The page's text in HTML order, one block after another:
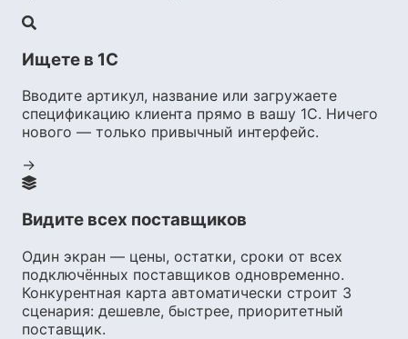
Ищете в 1С
Вводите артикул, название или загружаете
спецификацию клиента прямо в вашу 1С. Ничего
нового — только привычный интерфейс.
→
Видите всех поставщиков
Один экран — цены, остатки, сроки от всех
подключённых поставщиков одновременно.
Конкурентная карта автоматически строит 3
сценария: дешевле, быстрее, приоритетный
поставщик.